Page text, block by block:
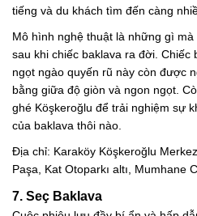
tiếng và du khách tìm đến càng
Mô hình nghệ thuật là những gì
sau khi chiếc baklava ra đời.
ngọt ngào quyến rũ này còn được
bằng giữa độ giòn và ngon ngọt.
ghé Köşkeroğlu để trải nghiệm sự
của baklava thôi nào.
Địa chỉ: Karaköy Köşkeroğlu
Paşa, Kat Otoparkı altı, Mumhane
7. Seç Baklava